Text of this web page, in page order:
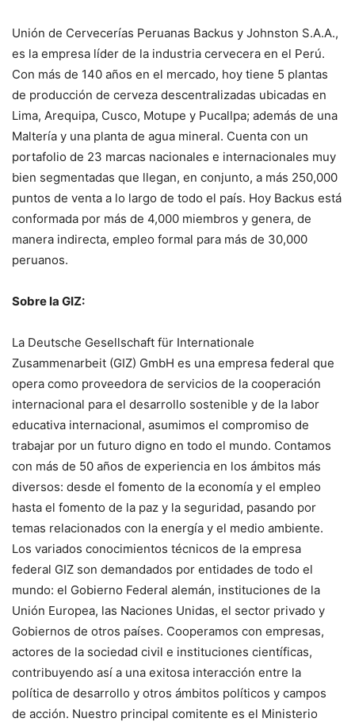
Unión de Cervecerías Peruanas Backus y Johnston S.A.A.,
es la empresa líder de la industria cervecera en el Perú.
Con más de 140 años en el mercado, hoy tiene 5 plantas
de producción de cerveza descentralizadas ubicadas en
Lima, Arequipa, Cusco, Motupe y Pucallpa; además de una
Maltería y una planta de agua mineral. Cuenta con un
portafolio de 23 marcas nacionales e internacionales muy
bien segmentadas que llegan, en conjunto, a más 250,000
puntos de venta a lo largo de todo el país. Hoy Backus está
conformada por más de 4,000 miembros y genera, de
manera indirecta, empleo formal para más de 30,000
peruanos.
Sobre la GIZ:
La Deutsche Gesellschaft für Internationale
Zusammenarbeit (GIZ) GmbH es una empresa federal que
opera como proveedora de servicios de la cooperación
internacional para el desarrollo sostenible y de la labor
educativa internacional, asumimos el compromiso de
trabajar por un futuro digno en todo el mundo. Contamos
con más de 50 años de experiencia en los ámbitos más
diversos: desde el fomento de la economía y el empleo
hasta el fomento de la paz y la seguridad, pasando por
temas relacionados con la energía y el medio ambiente.
Los variados conocimientos técnicos de la empresa
federal GIZ son demandados por entidades de todo el
mundo: el Gobierno Federal alemán, instituciones de la
Unión Europea, las Naciones Unidas, el sector privado y
Gobiernos de otros países. Cooperamos con empresas,
actores de la sociedad civil e instituciones científicas,
contribuyendo así a una exitosa interacción entre la
política de desarrollo y otros ámbitos políticos y campos
de acción. Nuestro principal comitente es el Ministerio